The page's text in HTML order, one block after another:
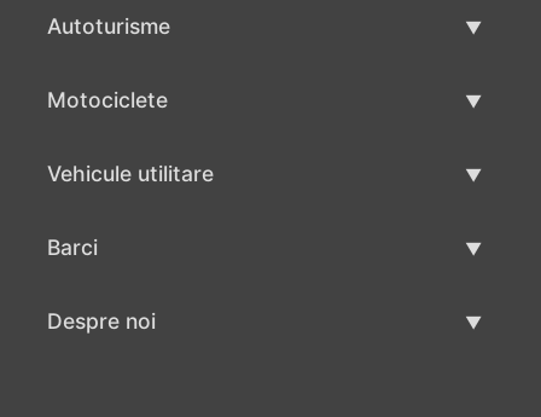
Autoturisme
Motociclete
Vehicule utilitare
Barci
Despre noi